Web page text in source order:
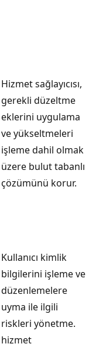
Hizmet sağlayıcısı,
gerekli düzeltme
eklerini uygulama
ve yükseltmeleri
işleme dahil olmak
üzere bulut tabanlı
çözümünü korur.
Kullanıcı kimlik
bilgilerini işleme ve
düzenlemelere
uyma ile ilgili
riskleri yönetme.
hizmet